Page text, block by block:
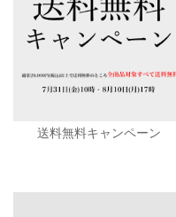
送料無料キャンペーン